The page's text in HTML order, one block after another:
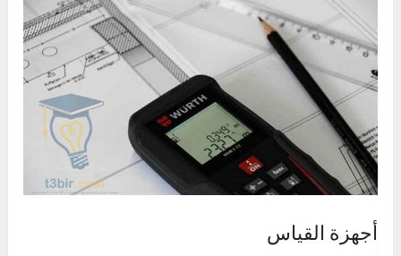
أجهزة القياس